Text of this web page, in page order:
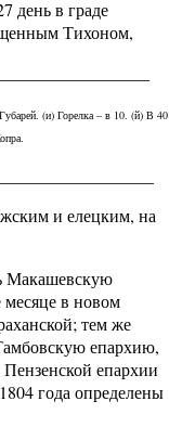
день в граде
Тихоном,
(и) Горелка – в 10. (й) В 40
и елецким, на
Макашевскую
месяце в новом
тем же
епархию,
епархии
года определены